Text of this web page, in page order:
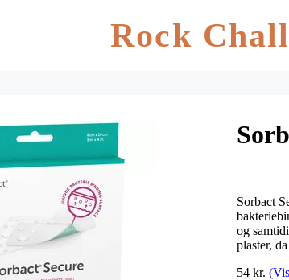
Rock
Sorbact
og
plaster,
54 kr.